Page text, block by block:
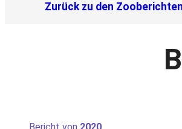
Zurück zu den Zooberichten
Bericht von 2020